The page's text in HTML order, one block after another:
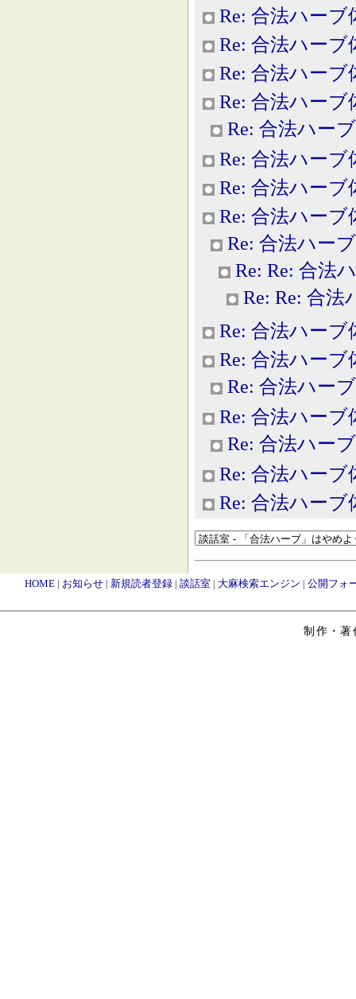
Re: 合法ハーブ
Re: 合法ハーブ
Re: 合法ハーブ
Re: 合法ハーブ
Re: 合法ハー
Re: 合法ハーブ
Re: 合法ハーブ
Re: 合法ハーブ
Re: 合法ハー
Re: Re: 合法
Re: Re: 合法
Re: 合法ハーブ
Re: 合法ハーブ
Re: 合法ハー
Re: 合法ハーブ
Re: 合法ハー
Re: 合法ハーブ
Re: 合法ハーブ
HOME | お知らせ | 新規読者登録 | 談話室 | 大麻検索エンジン | 公開フォ
制作・